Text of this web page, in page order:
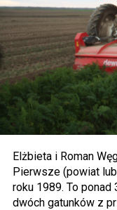
Elżbieta i Roman
Pierwsze (powiat
roku 1989. To
dwóch gatunków z